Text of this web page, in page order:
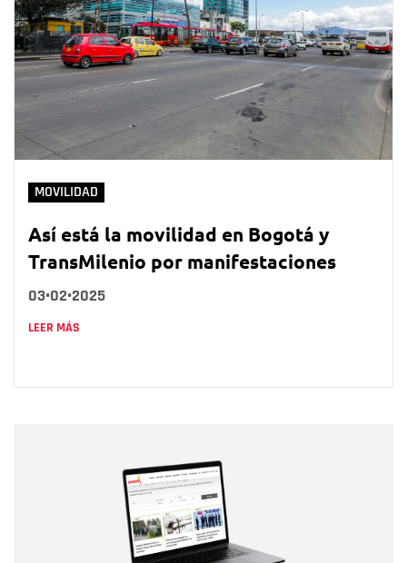
MOVILIDAD
Así está la movilidad en Bogotá y
TransMilenio por manifestaciones
03•02•2025
LEER MÁS
Correo electrónico